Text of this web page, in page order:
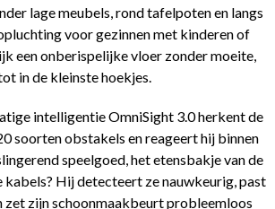
lage meubels, rond tafelpoten en langs
voor gezinnen met kinderen of
een onberispelijke vloer zonder moeite,
in de kleinste hoekjes.
intelligentie OmniSight 3.0 herkent de
soorten obstakels en reageert hij binnen
speelgoed, het etensbakje van de
kabels? Hij detecteert ze nauwkeurig, past
zet zijn schoonmaakbeurt probleemloos